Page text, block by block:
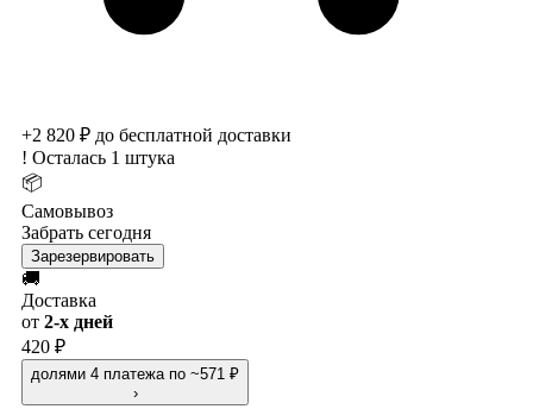
+2 820 ₽ до бесплатной доставки
! Осталась 1 штука
📦
Самовывоз
Забрать сегодня
Зарезервировать
🚚
Доставка
от 2-х дней
420 ₽
долями 4 платежа по ~571 ₽
›